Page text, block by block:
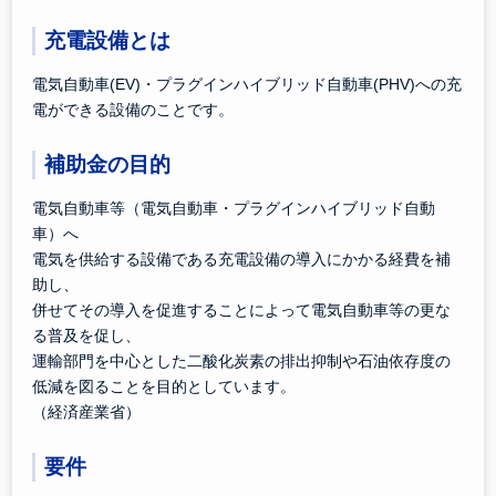
充電設備とは
電気自動車(EV)・プラグインハイブリッド自動車(PHV)への充
電ができる設備のことです。
補助金の目的
電気自動車等（電気自動車・プラグインハイブリッド自動
車）へ
電気を供給する設備である充電設備の導入にかかる経費を補
助し、
併せてその導入を促進することによって電気自動車等の更な
る普及を促し、
運輸部門を中心とした二酸化炭素の排出抑制や石油依存度の
低減を図ることを目的としています。
（経済産業省）
要件